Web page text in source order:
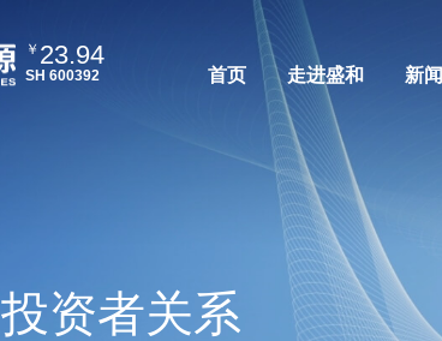
￥ 23.94
SH 600392 首页 走进盛和 新
投资者关系